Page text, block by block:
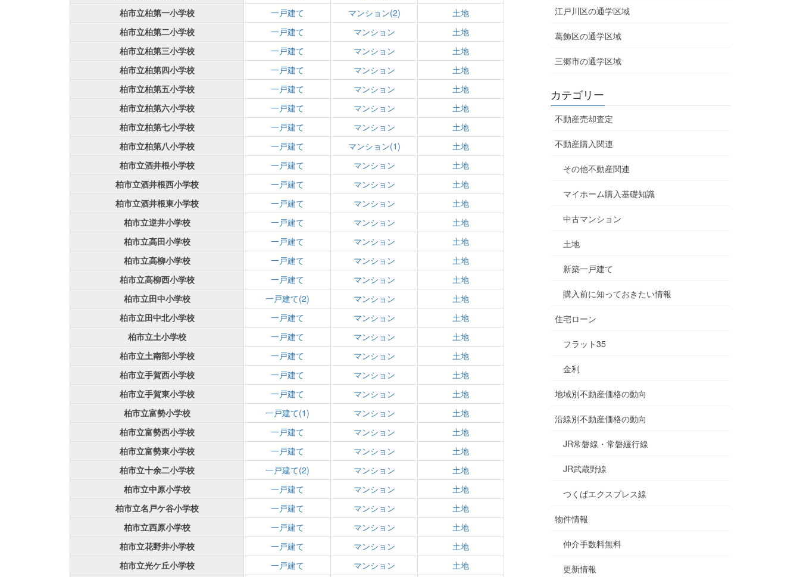
柏市立柏第一小学校
一戸建て マンション(2)
土地
柏市立柏第二小学校
一戸建て マンション
土地
柏市立柏第三小学校
一戸建て マンション
土地
柏市立柏第四小学校
一戸建て マンション
土地
柏市立柏第五小学校
一戸建て マンション
土地
柏市立柏第六小学校
一戸建て マンション
土地
柏市立柏第七小学校
一戸建て マンション
土地
柏市立柏第八小学校
一戸建て マンション(1)
土地
柏市立酒井根小学校
一戸建て マンション
土地
柏市立酒井根西小学校
一戸建て マンション
土地
柏市立酒井根東小学校
一戸建て マンション
土地
柏市立逆井小学校
一戸建て マンション
土地
柏市立高田小学校
一戸建て マンション
土地
柏市立高柳小学校
一戸建て マンション
土地
柏市立高柳西小学校
一戸建て マンション
土地
柏市立田中小学校
一戸建て(2) マンション
土地
柏市立田中北小学校
一戸建て マンション
土地
柏市立土小学校
一戸建て マンション
土地
柏市立土南部小学校
一戸建て マンション
土地
柏市立手賀西小学校
一戸建て マンション
土地
柏市立手賀東小学校
一戸建て マンション
土地
柏市立富勢小学校
一戸建て(1) マンション
土地
柏市立富勢西小学校
一戸建て マンション
土地
柏市立富勢東小学校
一戸建て マンション
土地
柏市立十余二小学校
一戸建て(2) マンション
土地
柏市立中原小学校
一戸建て マンション
土地
柏市立名戸ケ谷小学校
一戸建て マンション
土地
柏市立西原小学校
一戸建て マンション
土地
柏市立花野井小学校
一戸建て マンション
土地
柏市立光ケ丘小学校
一戸建て マンション
土地
江戸川区の通学区域
葛飾区の通学区域
三郷市の通学区域
カテゴリー
不動産売却査定
不動産購入関連
その他不動産関連
マイホーム購入基礎知識
中古マンション
土地
新築一戸建て
購入前に知っておきたい情報
住宅ローン
フラット35
金利
地域別不動産価格の動向
沿線別不動産価格の動向
JR常磐線・常磐緩行線
JR武蔵野線
つくばエクスプレス線
物件情報
仲介手数料無料
更新情報